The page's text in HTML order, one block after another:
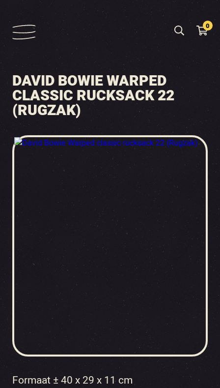
0
DAVID BOWIE WARPED
CLASSIC RUCKSACK 22
(RUGZAK)
Formaat ± 40 x 29 x 11 cm